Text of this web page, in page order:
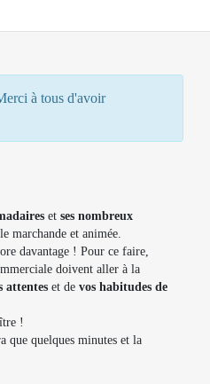
à tous d'avoir
et ses nombreux
marchande et animée.
davantage ! Pour ce faire,
doivent aller à la
attentes et de vos habitudes de
!
que quelques minutes et la